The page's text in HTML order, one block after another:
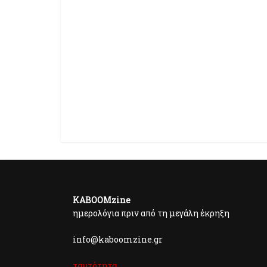
KABOOMzine
ημερολόγια πριν από τη μεγάλη έκρηξη
info@kaboomzine.gr